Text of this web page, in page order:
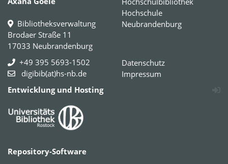
Bibliotheksverwaltung
Brodaer Straße 11
17033 Neubrandenburg
+49 395 5693-1502
digibib(at)hs-nb.de
Hochschule
Neubrandenburg
Datenschutz
Impressum
Entwicklung und Hosting
Repository-Software